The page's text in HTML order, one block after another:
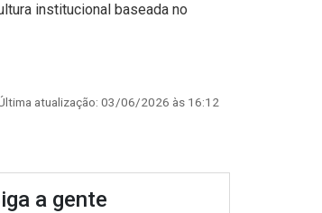
institucional baseada no
atualização: 03/06/2026 às 16:12
a gente